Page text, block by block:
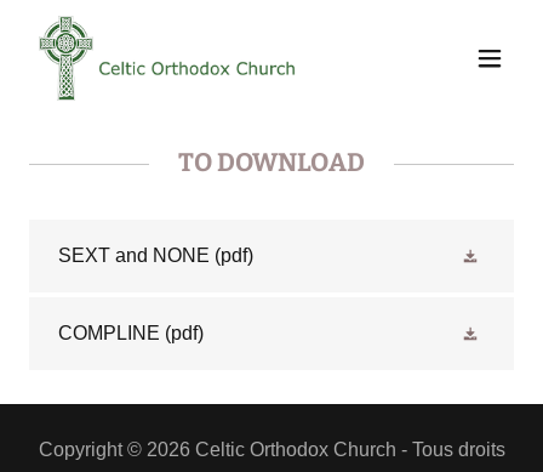
TO DOWNLOAD
SEXT and NONE (pdf)
COMPLINE (pdf)
Copyright © 2026 Celtic Orthodox Church - Tous droits